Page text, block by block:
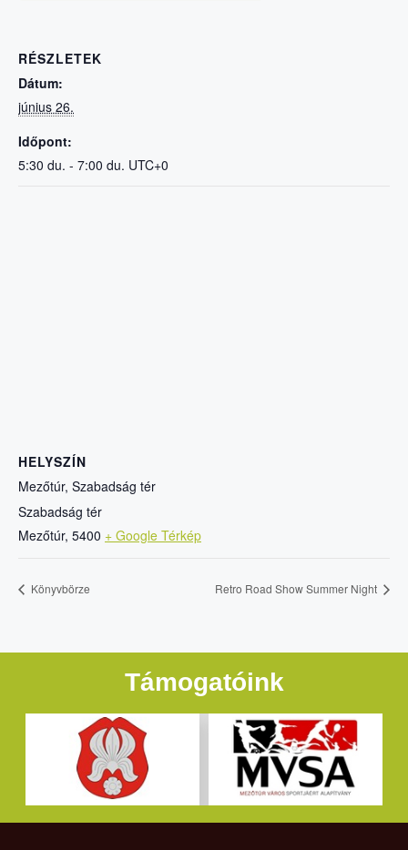
RÉSZLETEK
Dátum:
június 26.
Időpont:
5:30 du. - 7:00 du. UTC+0
HELYSZÍN
Mezőtúr, Szabadság tér
Szabadság tér
Mezőtúr, 5400 + Google Térkép
Könyvbörze Retro Road Show Summer Night
Támogatóink